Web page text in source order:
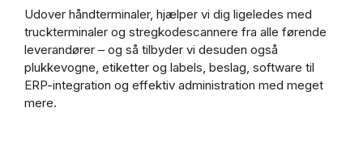
Udover håndterminaler, hjælper vi dig ligeledes med
truckterminaler og stregkodescannere fra alle førende
leverandører – og så tilbyder vi desuden også
plukkevogne, etiketter og labels, beslag, software til
ERP-integration og effektiv administration med meget
mere.